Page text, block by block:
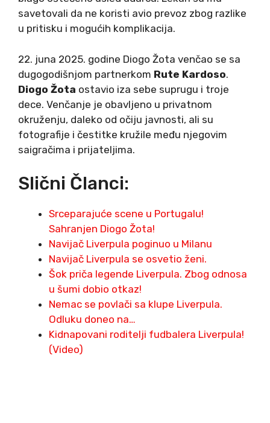
savetovali da ne koristi avio prevoz zbog razlike
u pritisku i mogućih komplikacija.
22. juna 2025. godine Diogo Žota venčao se sa
dugogodišnjom partnerkom Rute Kardoso.
Diogo Žota ostavio iza sebe suprugu i troje
dece. Venčanje je obavljeno u privatnom
okruženju, daleko od očiju javnosti, ali su
fotografije i čestitke kružile među njegovim
saigračima i prijateljima.
Slični Članci:
Srceparajuće scene u Portugalu!
Sahranjen Diogo Žota!
Navijač Liverpula poginuo u Milanu
Navijač Liverpula se osvetio ženi.
Šok priča legende Liverpula. Zbog odnosa
u šumi dobio otkaz!
Nemac se povlači sa klupe Liverpula.
Odluku doneo na…
Kidnapovani roditelji fudbalera Liverpula!
(Video)